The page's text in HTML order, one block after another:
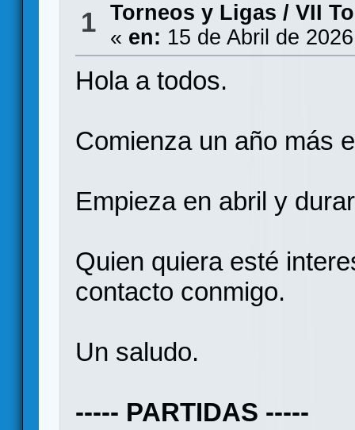
1 Torneos y Ligas / VII
« en: 15 de Abril de
Hola a todos.
Comienza un año más
Empieza en abril y
Quien quiera esté
contacto conmigo.
Un saludo.
----- PARTIDAS -----